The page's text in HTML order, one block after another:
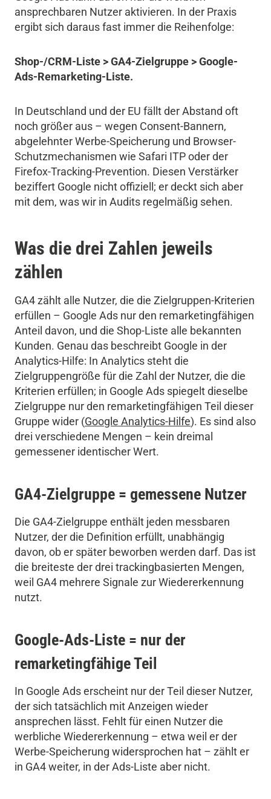
ansprechbaren Nutzer aktivieren. In der Praxis
ergibt sich daraus fast immer die Reihenfolge:
Shop-/CRM-Liste > GA4-Zielgruppe > Google-
Ads-Remarketing-Liste.
In Deutschland und der EU fällt der Abstand oft
noch größer aus – wegen Consent-Bannern,
abgelehnter Werbe-Speicherung und Browser-
Schutzmechanismen wie Safari ITP oder der
Firefox-Tracking-Prevention. Diesen Verstärker
beziffert Google nicht offiziell; er deckt sich aber
mit dem, was wir in Audits regelmäßig sehen.
Was die drei Zahlen jeweils
zählen
GA4 zählt alle Nutzer, die die Zielgruppen-Kriterien
erfüllen – Google Ads nur den remarketingfähigen
Anteil davon, und die Shop-Liste alle bekannten
Kunden. Genau das beschreibt Google in der
Analytics-Hilfe: In Analytics steht die
Zielgruppengröße für die Zahl der Nutzer, die die
Kriterien erfüllen; in Google Ads spiegelt dieselbe
Zielgruppe nur den remarketingfähigen Teil dieser
Gruppe wider (Google Analytics-Hilfe). Es sind also
drei verschiedene Mengen – kein dreimal
gemessener identischer Wert.
GA4-Zielgruppe = gemessene Nutzer
Die GA4-Zielgruppe enthält jeden messbaren
Nutzer, der die Definition erfüllt, unabhängig
davon, ob er später beworben werden darf. Das ist
die breiteste der drei trackingbasierten Mengen,
weil GA4 mehrere Signale zur Wiedererkennung
nutzt.
Google-Ads-Liste = nur der
remarketingfähige Teil
In Google Ads erscheint nur der Teil dieser Nutzer,
der sich tatsächlich mit Anzeigen wieder
ansprechen lässt. Fehlt für einen Nutzer die
werbliche Wiedererkennung – etwa weil er der
Werbe-Speicherung widersprochen hat – zählt er
in GA4 weiter, in der Ads-Liste aber nicht.